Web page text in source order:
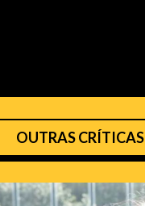
OUTRAS CRÍTICAS